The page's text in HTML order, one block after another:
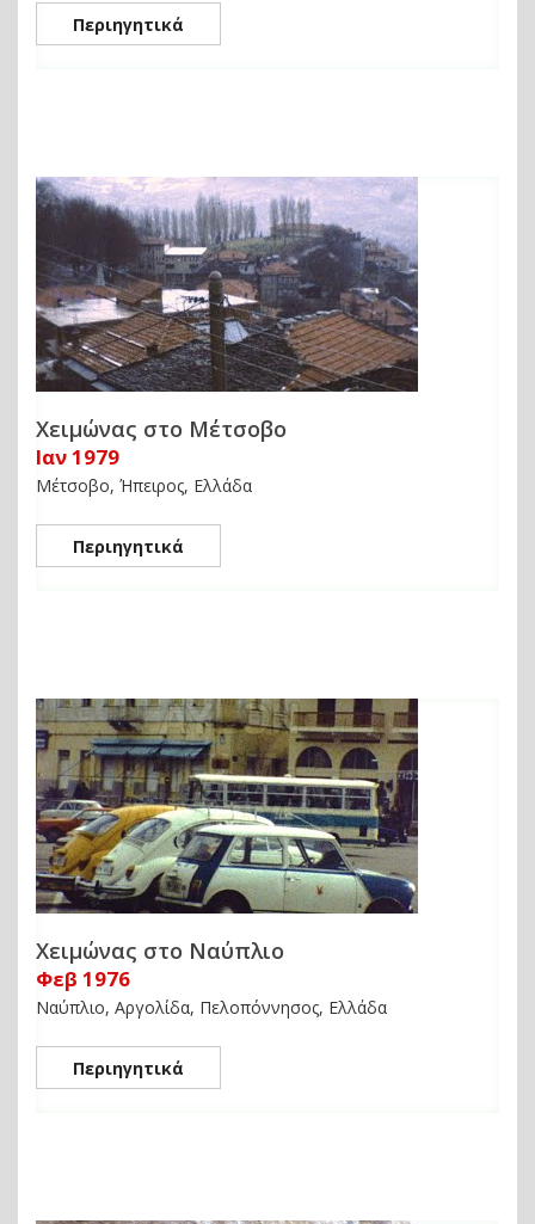
Περιηγητικά
Χειμώνας στο Μέτσοβο
Ιαν 1979
Μέτσοβο, Ήπειρος, Ελλάδα
Περιηγητικά
Χειμώνας στο Ναύπλιο
Φεβ 1976
Ναύπλιο, Αργολίδα, Πελοπόννησος, Ελλάδα
Περιηγητικά